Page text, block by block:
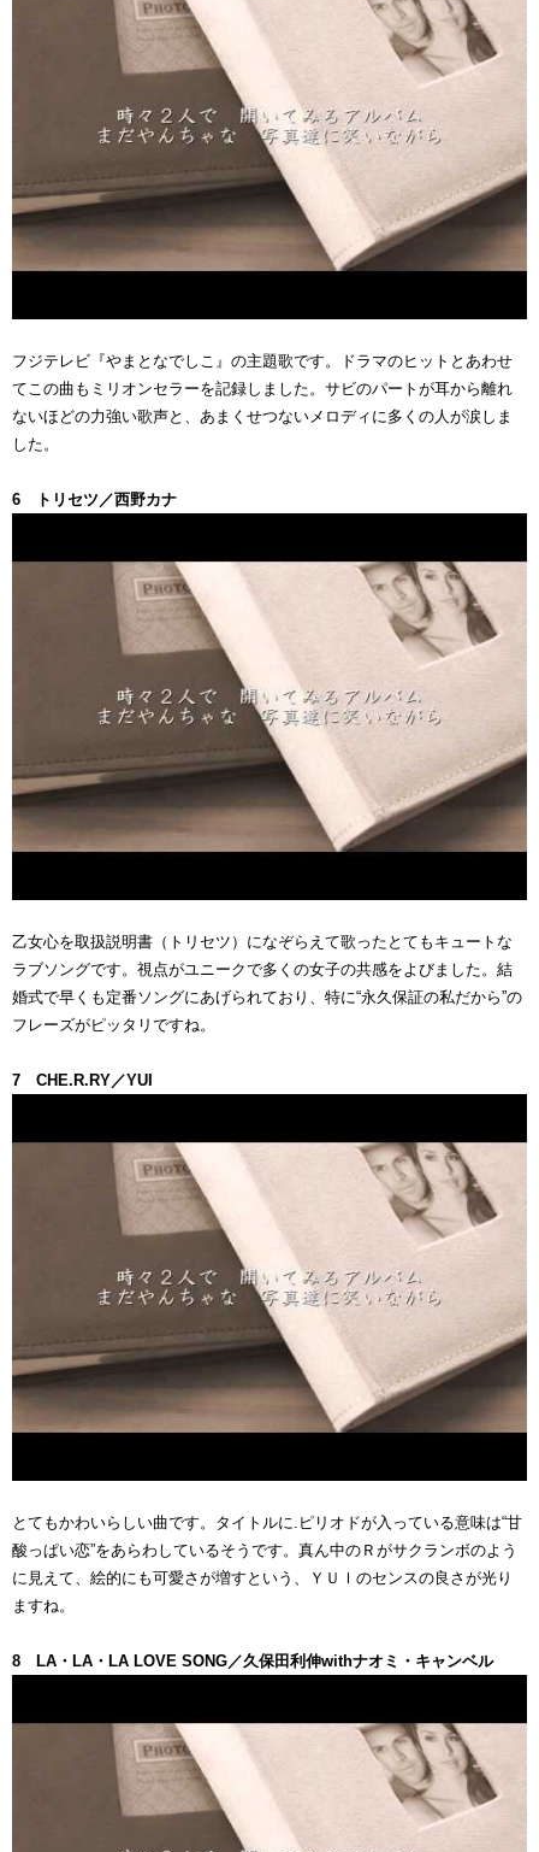
フジテレビ『やまとなでしこ』の主題歌です。ドラマのヒットとあわせ
てこの曲もミリオンセラーを記録しました。サビのパートが耳から離れ
ないほどの力強い歌声と、あまくせつないメロディに多くの人が涙しま
した。
6 トリセツ／西野カナ
乙女心を取扱説明書（トリセツ）になぞらえて歌ったとてもキュートな
ラブソングです。視点がユニークで多くの女子の共感をよびました。結
婚式で早くも定番ソングにあげられており、特に“永久保証の私だから”の
フレーズがピッタリですね。
7 CHE.R.RY／YUI
とてもかわいらしい曲です。タイトルに.ピリオドが入っている意味は“甘
酸っぱい恋”をあらわしているそうです。真ん中のＲがサクランボのよう
に見えて、絵的にも可愛さが増すという、ＹＵＩのセンスの良さが光り
ますね。
8 LA・LA・LA LOVE SONG／久保田利伸withナオミ・キャンベル